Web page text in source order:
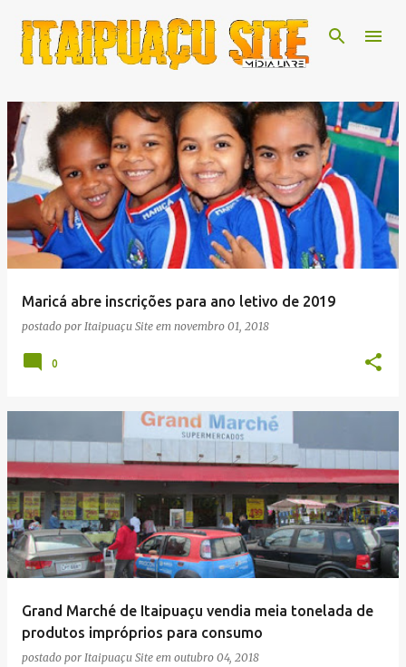
Pular para o conteúdo principal
o
s
t
a
g
Maricá abre inscrições para ano letivo de 2019
postado por Itaipuaçu Site em novembro 01, 2018
0
Grand Marché de Itaipuaçu vendia meia tonelada de
produtos impróprios para consumo
postado por Itaipuaçu Site em outubro 04, 2018